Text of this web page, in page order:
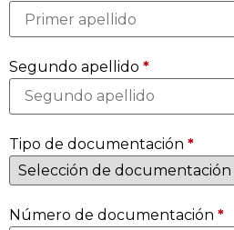
Segundo apellido*
Tipo de documentación*
Número de documentación*